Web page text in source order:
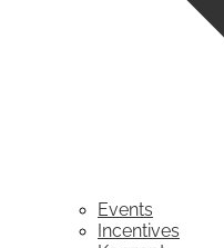
Events
Incentives